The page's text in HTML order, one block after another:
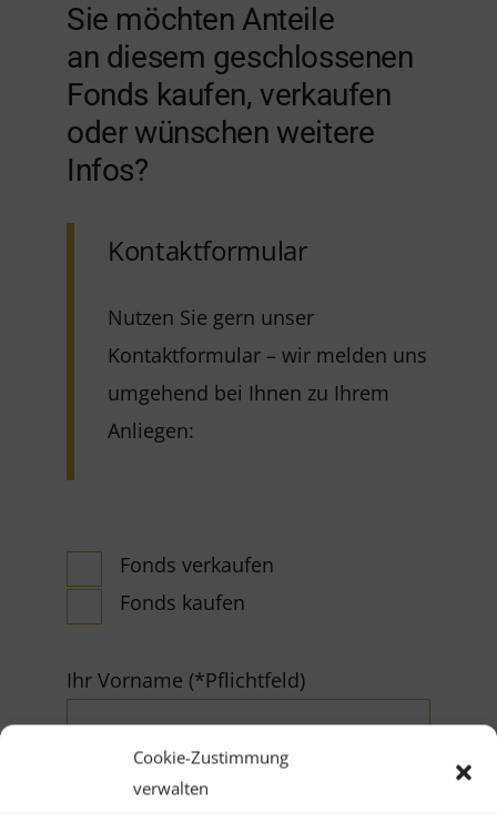
Cookie-Zustimmung
verwalten
Sie möchten Anteile
an diesem geschlossenen
Fonds kaufen, verkaufen
oder wünschen weitere
Infos?
Kontaktformular
Nutzen Sie gern unser
Kontaktformular – wir melden uns
umgehend bei Ihnen zu Ihrem
Anliegen:
Fonds verkaufen
Fonds kaufen
Ihr Vorname (*Pflichtfeld)